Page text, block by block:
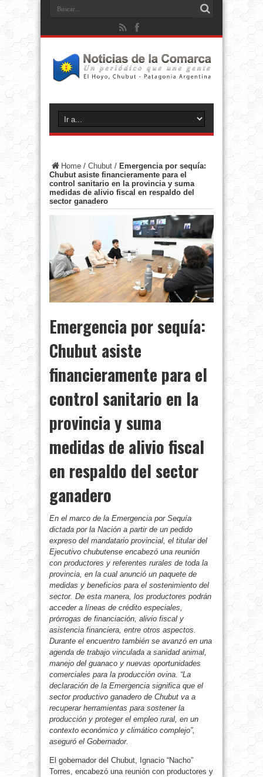
Home / Chubut / Emergencia por sequía:
Chubut asiste financieramente para el
control sanitario en la provincia y suma
medidas de alivio fiscal en respaldo del
sector ganadero
Emergencia por sequía:
Chubut asiste
financieramente para el
control sanitario en la
provincia y suma
medidas de alivio fiscal
en respaldo del sector
ganadero
En el marco de la Emergencia por Sequía
dictada por la Nación a partir de un pedido
expreso del mandatario provincial, el titular del
Ejecutivo chubutense encabezó una reunión
con productores y referentes rurales de toda la
provincia, en la cual anunció un paquete de
medidas y beneficios para el sostenimiento del
sector. De esta manera, los productores podrán
acceder a líneas de crédito especiales,
prórrogas de financiación, alivio fiscal y
asistencia financiera, entre otros aspectos.
Durante el encuentro también se avanzó en una
agenda de trabajo vinculada a sanidad animal,
manejo del guanaco y nuevas oportunidades
comerciales para la producción ovina. “La
declaración de la Emergencia significa que el
sector productivo ganadero de Chubut va a
recuperar herramientas para sostener la
producción y proteger el empleo rural, en un
contexto económico y climático complejo”,
aseguró el Gobernador.
El gobernador del Chubut, Ignacio “Nacho”
Torres, encabezó una reunión con productores y